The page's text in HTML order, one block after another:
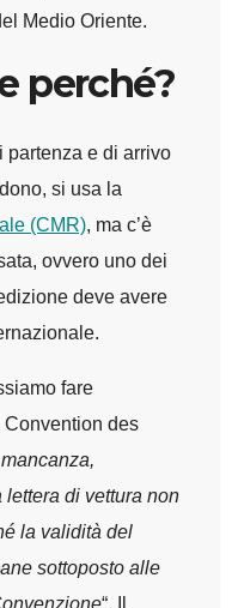
Medio Oriente.
perché?
partenza e di arrivo
si usa la
(CMR), ma c’è
ovvero uno dei
deve avere
fare
Convention des
lettera di vettura non
la validità del
sottoposto alle
“. Il